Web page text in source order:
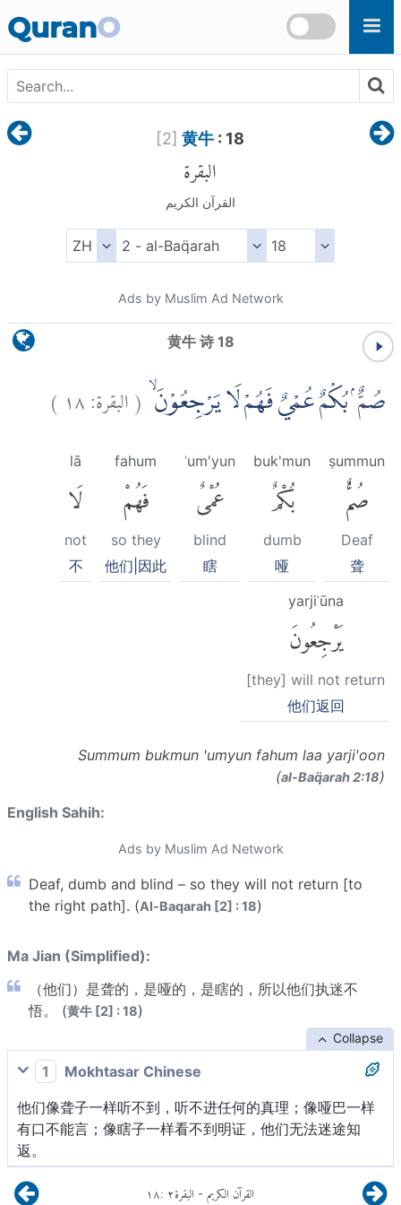
QuranO
[2] 黄牛 : 18
البقرة
القرآن الكريم
Ads by Muslim Ad Network
黄牛 诗 18
صُمٌّ ۢ بُكْمٌ عُمْيٌ فَهُمْ لَا يَرْجِعُوْنَۙ (البقرة:١٨ )
ṣummun
صُمٌّۢ
Deaf
聋
buk'mun
بُكْمٌ
dumb
哑
ʿum'yun
عُمْىٌ
blind
瞎
fahum
فَهُمْ
so they
他们|因此
lā
لَا
not
不
yarjiʿūna
يَرْجِعُونَ
[they] will not return
他们返回
Summum bukmun 'umyun fahum laa yarji'oon
(al-Baq̈arah 2:18)
English Sahih:
Ads by Muslim Ad Network
Deaf, dumb and blind – so they will not return [to
the right path]. (Al-Baqarah [2] : 18)
Ma Jian (Simplified):
（他们）是聋的，是哑的，是瞎的，所以他们执迷不
悟。 (黄牛 [2] : 18)
Collapse
1
Mokhtasar Chinese
他们像聋子一样听不到，听不进任何的真理；像哑巴一样
有口不能言；像瞎子一样看不到明证，他们无法迷途知
返。
القرآن الكريم - البقرة٢:١٨